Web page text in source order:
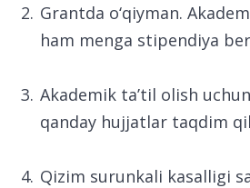
Grantda o‘qiyman.
ham menga stipendiya
Akademik ta’til olish
qanday hujjatlar taqdim
Qizim surunkali kasalligi